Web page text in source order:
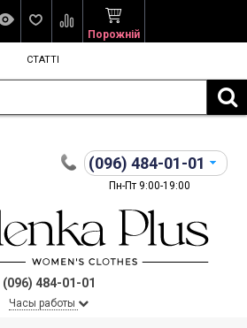
Порожній
СТАТТІ
(096) 484-01-01
Пн-Пт 9:00-19:00
(096) 484-01-01
Часы работы